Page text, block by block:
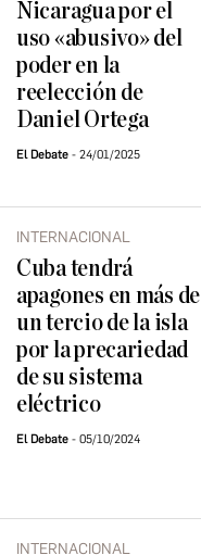
Nicaragua por el
uso «abusivo» del
poder en la
reelección de
Daniel Ortega
El Debate 24/01/2025
INTERNACIONAL
Cuba tendrá
apagones en más de
un tercio de la isla
por la precariedad
de su sistema
eléctrico
El Debate 05/10/2024
INTERNACIONAL